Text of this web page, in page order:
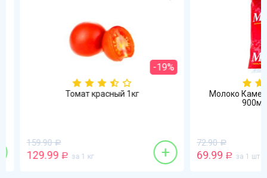
-19%
Томат красный 1кг
159.90 Р
129.99 Р за 1 кг +
Молоко
900мл
72.90 Р
69.99 Р за 1 шт